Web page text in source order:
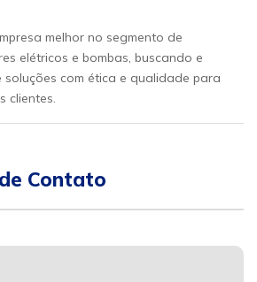
melhor no segmento de
elétricos e bombas, buscando e
soluções com ética e qualidade para
clientes.
Contato